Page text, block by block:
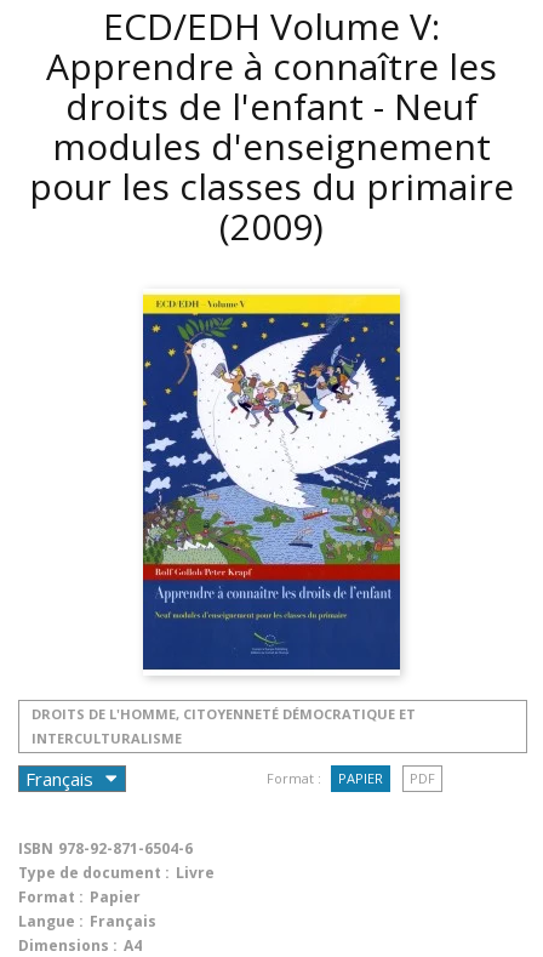
ECD/EDH Volume V:
Apprendre à connaître les
droits de l'enfant - Neuf
modules d'enseignement
pour les classes du primaire
(2009)
DROITS DE L'HOMME, CITOYENNETÉ DÉMOCRATIQUE ET
INTERCULTURALISME
Format : PAPIER PDF
ISBN 978-92-871-6504-6
Type de document : Livre
Format : Papier
Langue : Français
Dimensions : A4